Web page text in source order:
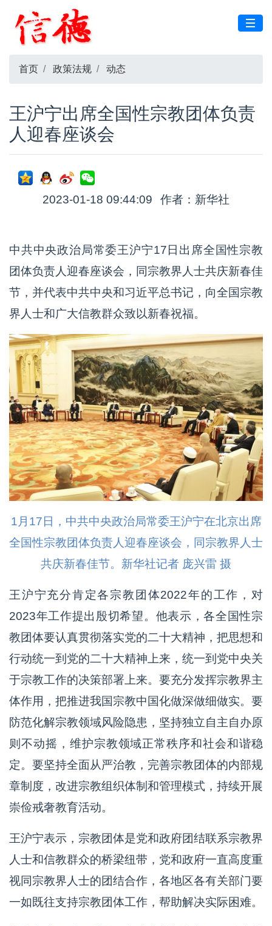
首页 政策法规 动态
王沪宁出席全国性宗教团体负责
人迎春座谈会
2023-01-18 09:44:09 作者：新华社
中共中央政治局常委王沪宁17日出席全国性宗教
团体负责人迎春座谈会，同宗教界人士共庆新春佳
节，并代表中共中央和习近平总书记，向全国宗教
界人士和广大信教群众致以新春祝福。
1月17日，中共中央政治局常委王沪宁在北京出席
全国性宗教团体负责人迎春座谈会，同宗教界人士
共庆新春佳节。新华社记者 庞兴雷 摄
王沪宁充分肯定各宗教团体2022年的工作，对
2023年工作提出殷切希望。他表示，各全国性宗
教团体要认真贯彻落实党的二十大精神，把思想和
行动统一到党的二十大精神上来，统一到党中央关
于宗教工作的决策部署上来。要充分发挥宗教界主
体作用，把推进我国宗教中国化做深做细做实。要
防范化解宗教领域风险隐患，坚持独立自主自办原
则不动摇，维护宗教领域正常秩序和社会和谐稳
定。要坚持全面从严治教，完善宗教团体的内部规
章制度，改进宗教组织体制和管理模式，持续开展
崇俭戒奢教育活动。
王沪宁表示，宗教团体是党和政府团结联系宗教界
人士和信教群众的桥梁纽带，党和政府一直高度重
视同宗教界人士的团结合作，各地区各有关部门要
一如既往支持宗教团体工作，帮助解决实际困难。